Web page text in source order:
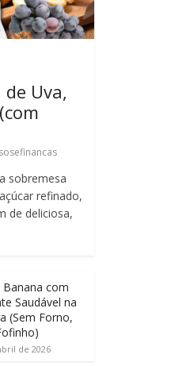
Uva,
sobremesa
refinado,
de deliciosa,
com
Saudável na
(Sem Forno,
de 2026